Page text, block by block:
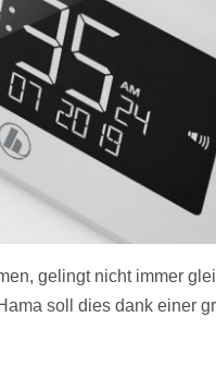
gelingt nicht immer
soll dies dank einer